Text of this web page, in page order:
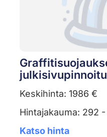
Keskihinta: 1986 €
Hintajakauma: 292
Katso hinta